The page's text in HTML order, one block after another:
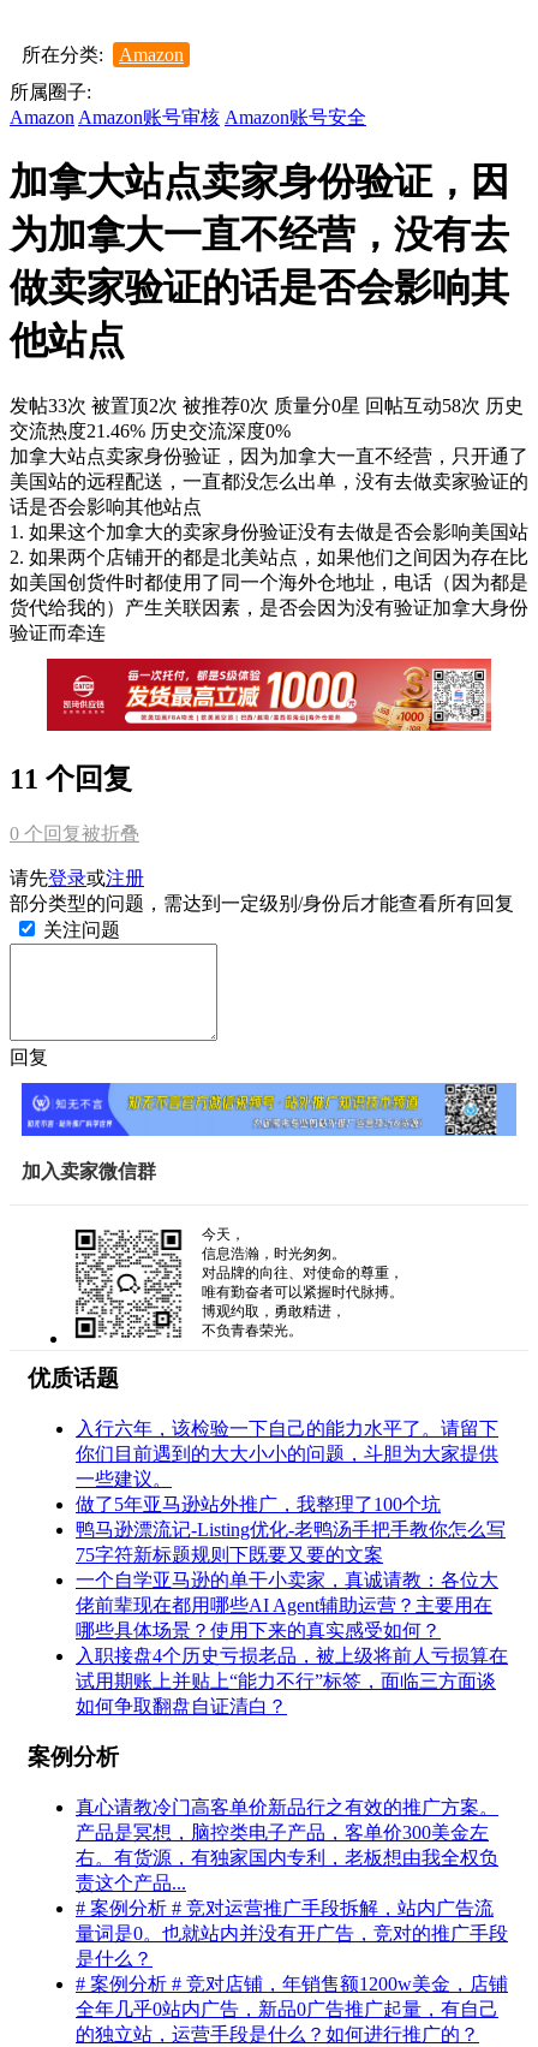
所在分类:
Amazon
所属圈子:
Amazon Amazon账号审核 Amazon账号安全
加拿大站点卖家身份验证，因
为加拿大一直不经营，没有去
做卖家验证的话是否会影响其
他站点
发帖33次 被置顶2次 被推荐0次 质量分0星 回帖互动58次 历史
交流热度21.46% 历史交流深度0%
加拿大站点卖家身份验证，因为加拿大一直不经营，只开通了
美国站的远程配送，一直都没怎么出单，没有去做卖家验证的
话是否会影响其他站点
1. 如果这个加拿大的卖家身份验证没有去做是否会影响美国站
2. 如果两个店铺开的都是北美站点，如果他们之间因为存在比
如美国创货件时都使用了同一个海外仓地址，电话（因为都是
货代给我的）产生关联因素，是否会因为没有验证加拿大身份
验证而牵连
11 个回复
0 个回复被折叠
请先登录或注册
部分类型的问题，需达到一定级别/身份后才能查看所有回复
关注问题
回复
加入卖家微信群
今天，
信息浩瀚，时光匆匆。
对品牌的向往、对使命的尊重，
唯有勤奋者可以紧握时代脉搏。
博观约取，勇敢精进，
不负青春荣光。
优质话题
入行六年，该检验一下自己的能力水平了。请留下
你们目前遇到的大大小小的问题，斗胆为大家提供
一些建议。
做了5年亚马逊站外推广，我整理了100个坑
鸭马逊漂流记-Listing优化-老鸭汤手把手教你怎么写
75字符新标题规则下既要又要的文案
一个自学亚马逊的单干小卖家，真诚请教：各位大
佬前辈现在都用哪些AI Agent辅助运营？主要用在
哪些具体场景？使用下来的真实感受如何？
入职接盘4个历史亏损老品，被上级将前人亏损算在
试用期账上并贴上“能力不行”标签，面临三方面谈
如何争取翻盘自证清白？
案例分析
真心请教冷门高客单价新品行之有效的推广方案。
产品是冥想，脑控类电子产品，客单价300美金左
右。有货源，有独家国内专利，老板想由我全权负
责这个产品...
# 案例分析 # 竞对运营推广手段拆解，站内广告流
量词是0。也就站内并没有开广告，竞对的推广手段
是什么？
# 案例分析 # 竞对店铺，年销售额1200w美金，店铺
全年几乎0站内广告，新品0广告推广起量，有自己
的独立站，运营手段是什么？如何进行推广的？